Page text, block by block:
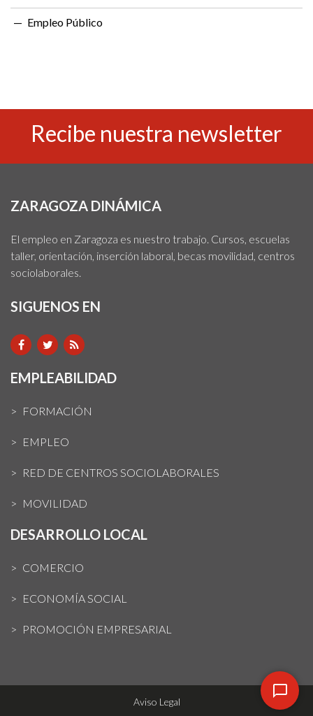
Empleo Público
Recibe nuestra newsletter
ZARAGOZA DINÁMICA
El empleo en Zaragoza es nuestro trabajo. Cursos, escuelas
taller, orientación, inserción laboral, becas movilidad, centros
sociolaborales.
SIGUENOS EN
EMPLEABILIDAD
FORMACIÓN
EMPLEO
RED DE CENTROS SOCIOLABORALES
MOVILIDAD
DESARROLLO LOCAL
COMERCIO
ECONOMÍA SOCIAL
PROMOCIÓN EMPRESARIAL
Aviso Legal